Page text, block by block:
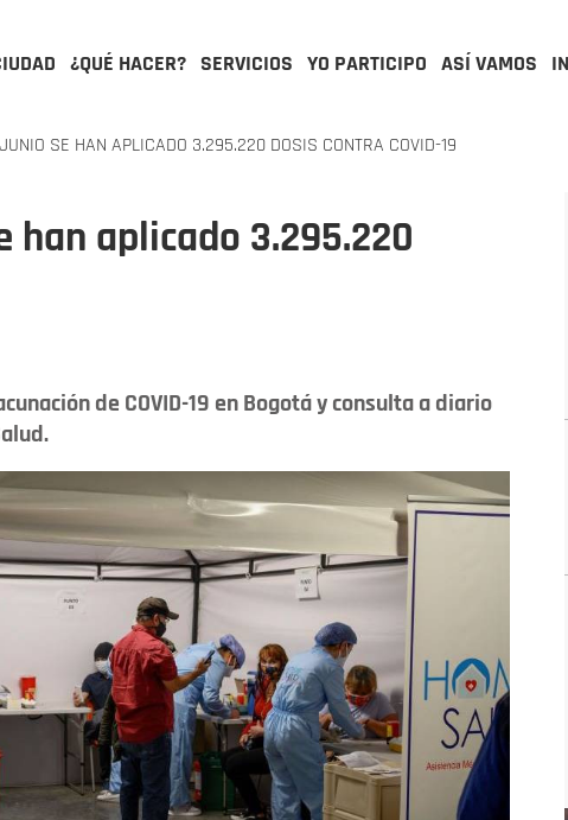
¿QUÉ HACER? SERVICIOS YO PARTICIPO ASÍ VAMOS
SE HAN APLICADO 3.295.220 DOSIS CONTRA COVID-19
han aplicado 3.295.220
de COVID-19 en Bogotá y consulta a diario